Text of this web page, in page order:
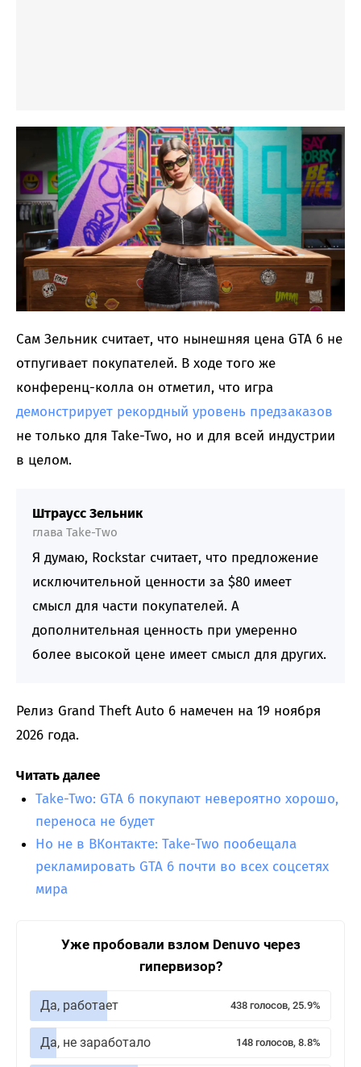
Сам Зельник считает, что нынешняя цена GTA 6 не
отпугивает покупателей. В ходе того же
конференц-колла он отметил, что игра
демонстрирует рекордный уровень предзаказов
не только для Take-Two, но и для всей индустрии
в целом.
Штраусс Зельник
глава Take-Two
Я думаю, Rockstar считает, что предложение
исключительной ценности за $80 имеет
смысл для части покупателей. А
дополнительная ценность при умеренно
более высокой цене имеет смысл для других.
Релиз Grand Theft Auto 6 намечен на 19 ноября
2026 года.
Читать далее
Take-Two: GTA 6 покупают невероятно хорошо,
переноса не будет
Но не в ВКонтакте: Take-Two пообещала
рекламировать GTA 6 почти во всех соцсетях
мира
Уже пробовали взлом Denuvo через
гипервизор?
Да, работает 438 голосов, 25.9%
Да, не заработало 148 голосов, 8.8%